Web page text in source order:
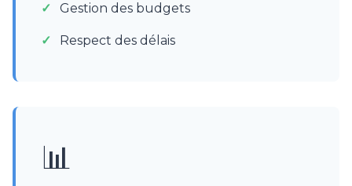
Gestion des budgets
Respect des délais
📊